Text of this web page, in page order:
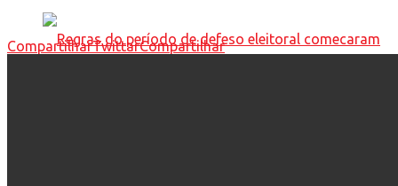
CompartilharTwittarCompartilhar